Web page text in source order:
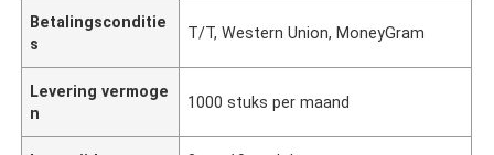
Betalingsconditie
s
T/T, Western Union, MoneyGram
Levering vermoge
n
1000 stuks per maand